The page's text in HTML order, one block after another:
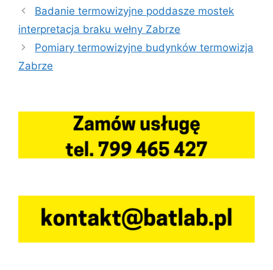
Badanie termowizyjne poddasze mostek
interpretacja braku wełny Zabrze
Pomiary termowizyjne budynków termowizja
Zabrze